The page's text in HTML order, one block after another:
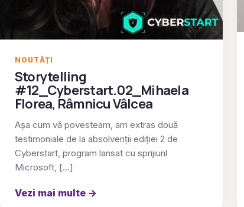
NOUTĂȚI
Storytelling
#12_Cyberstart.02_Mihaela
Florea, Râmnicu Vâlcea
Așa cum vă povesteam, am extras două
testimoniale de la absolvenții ediției 2 de
Cyberstart, program lansat cu sprijiunl
Microsoft, […]
Vezi mai multe →